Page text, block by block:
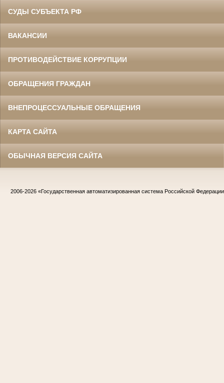
СУДЫ СУБЪЕКТА РФ
ВАКАНСИИ
ПРОТИВОДЕЙСТВИЕ КОРРУПЦИИ
ОБРАЩЕНИЯ ГРАЖДАН
ВНЕПРОЦЕССУАЛЬНЫЕ ОБРАЩЕНИЯ
КАРТА САЙТА
ОБЫЧНАЯ ВЕРСИЯ САЙТА
2006-2026 «Государственная автоматизированная система Российской